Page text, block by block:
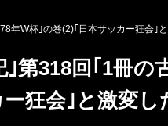
年W杯｣の巻(2)｢日本サッカー狂会｣
第318回｢1冊の
狂会｣と激変し